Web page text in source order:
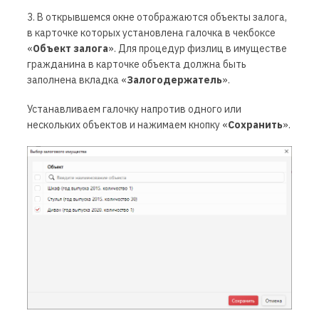
3. В открывшемся окне отображаются объекты залога,
в карточке которых установлена галочка в чекбоксе
«Объект залога». Для процедур физлиц в имуществе
гражданина в карточке объекта должна быть
заполнена вкладка «Залогодержатель».
Устанавливаем галочку напротив одного или
нескольких объектов и нажимаем кнопку «Сохранить».